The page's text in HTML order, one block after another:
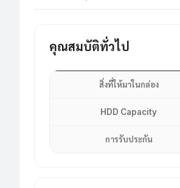
คุณสมบัติทั่วไป
สิ่งที่ให้มาในกล่อง
HDD Capacity
การรับประกัน